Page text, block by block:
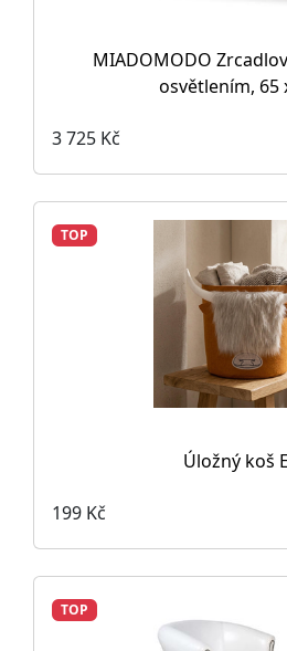
MIADOMODO
osvětlením, 65
3 725 Kč
TOP
Úložný koš
199 Kč
TOP